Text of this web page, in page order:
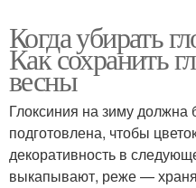
Когда убирать
Как сохранить
весны
Глоксиния на зиму должна
подготовлена, чтобы
декоративность в
выкапывают, реже —